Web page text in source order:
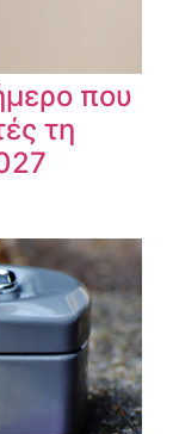
που
τη